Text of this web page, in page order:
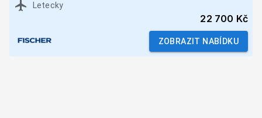
Letecky
22 700 Kč
ZOBRAZIT NABÍDKU